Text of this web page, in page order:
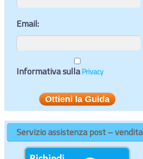
Email:
Informativa sullaPrivacy
Servizio assistenza post – vendita